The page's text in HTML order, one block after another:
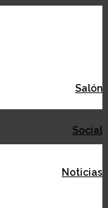
Salón
Social
Noticias